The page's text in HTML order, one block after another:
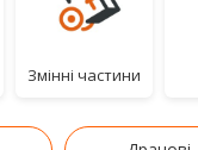
Змінні частини